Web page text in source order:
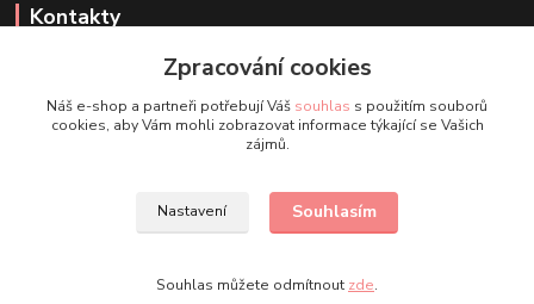
Kontakty
+420 607 163 127
(Po-Pá, 8-20 hod., So-Ne, 8-14 hod.)
Zpracování cookies
Náš e-shop a partneři potřebují Váš souhlas s použitím souborů
cookies, aby Vám mohli zobrazovat informace týkající se Vašich
zájmů.
Nastavení Souhlasím
Souhlas můžete odmítnout zde.